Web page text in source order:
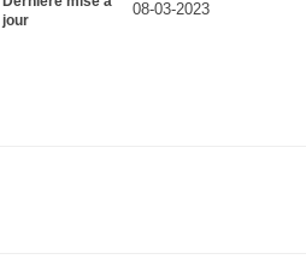
jour
08-03-2023